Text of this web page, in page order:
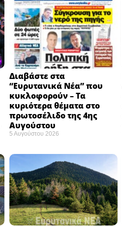
Διαβάστε στα
“Ευρυτανικά Νέα” που
κυκλοφορούν – Τα
κυριότερα θέματα στο
πρωτοσέλιδο της 4ης
Αυγούστου
5 Αυγούστου 2026